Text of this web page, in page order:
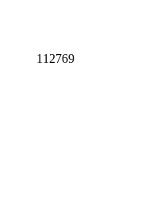
112769